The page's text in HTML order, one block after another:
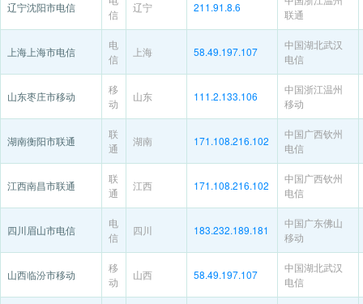
辽宁沈阳市电信
信
辽宁 211.91.8.6
联通
上海上海市电信
电
信
上海 58.49.197.107
中国湖北武汉
电信
山东枣庄市移动
移
动
山东 111.2.133.106
中国浙江温州
移动
湖南衡阳市联通
联
通
湖南 171.108.216.102
中国广西钦州
电信
江西南昌市联通
联
通
江西 171.108.216.102
中国广西钦州
电信
四川眉山市电信
电
信
四川 183.232.189.181
中国广东佛山
移动
山西临汾市移动
移
动
山西 58.49.197.107
中国湖北武汉
电信